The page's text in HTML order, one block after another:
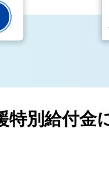
特別給付金